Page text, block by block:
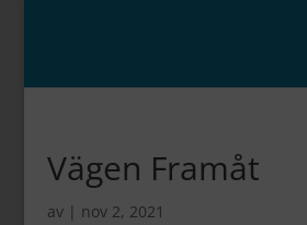
Vägen Framåt
av | nov 2, 2021